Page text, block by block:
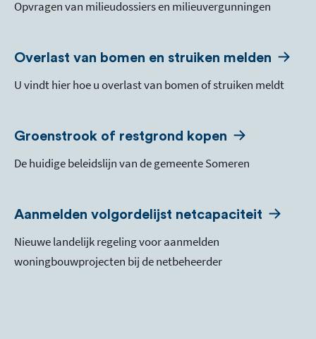
Opvragen van milieudossiers en milieuvergunningen
Overlast van bomen en struiken melden
U vindt hier hoe u overlast van bomen of struiken meldt
Groenstrook of restgrond kopen
De huidige beleidslijn van de gemeente Someren
Aanmelden volgordelijst netcapaciteit
Nieuwe landelijk regeling voor aanmelden
woningbouwprojecten bij de netbeheerder